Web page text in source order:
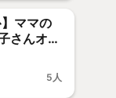
ママの
さんオン
5人